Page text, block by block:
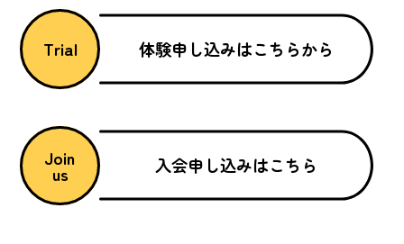
Trial 体験申し込みはこちらから
Join
us 入会申し込みはこちら